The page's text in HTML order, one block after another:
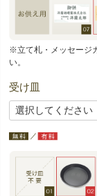
※立て札・メッセージ
い。
受け皿